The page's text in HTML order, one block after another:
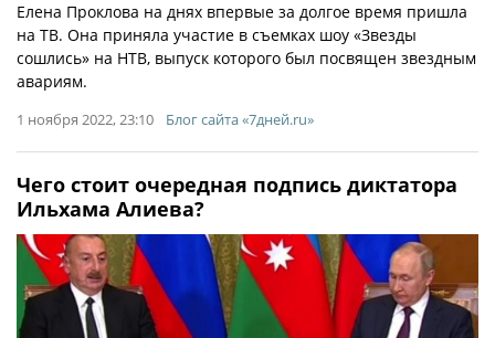
Елена Проклова на днях впервые за долгое время пришла
на ТВ. Она приняла участие в съемках шоу «Звезды
сошлись» на НТВ, выпуск которого был посвящен звездным
авариям.
1 ноября 2022, 23:10 Блог сайта «7дней.ru»
Чего стоит очередная подпись диктатора
Ильхама Алиева?